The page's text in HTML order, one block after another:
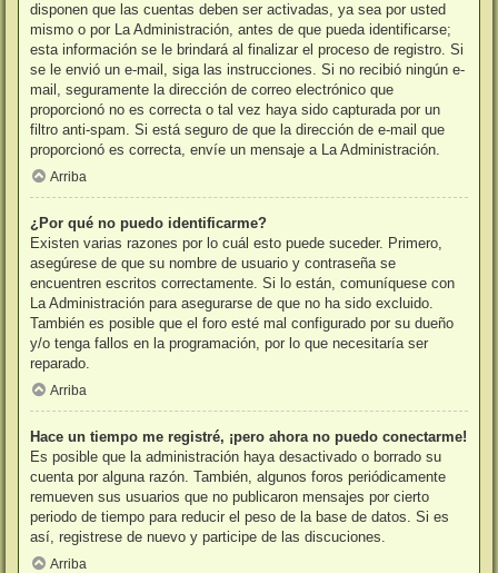
disponen que las cuentas deben ser activadas, ya sea por usted
mismo o por La Administración, antes de que pueda identificarse;
esta información se le brindará al finalizar el proceso de registro. Si
se le envió un e-mail, siga las instrucciones. Si no recibió ningún e-
mail, seguramente la dirección de correo electrónico que
proporcionó no es correcta o tal vez haya sido capturada por un
filtro anti-spam. Si está seguro de que la dirección de e-mail que
proporcionó es correcta, envíe un mensaje a La Administración.
Arriba
¿Por qué no puedo identificarme?
Existen varias razones por lo cuál esto puede suceder. Primero,
asegúrese de que su nombre de usuario y contraseña se
encuentren escritos correctamente. Si lo están, comuníquese con
La Administración para asegurarse de que no ha sido excluido.
También es posible que el foro esté mal configurado por su dueño
y/o tenga fallos en la programación, por lo que necesitaría ser
reparado.
Arriba
Hace un tiempo me registré, ¡pero ahora no puedo conectarme!
Es posible que la administración haya desactivado o borrado su
cuenta por alguna razón. También, algunos foros periódicamente
remueven sus usuarios que no publicaron mensajes por cierto
periodo de tiempo para reducir el peso de la base de datos. Si es
así, registrese de nuevo y participe de las discuciones.
Arriba